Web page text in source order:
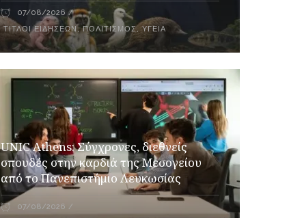
07/08/2026
ΤΊΤΛΟΙ ΕΙΔΉΣΕΩΝ,ΠΟΛΙΤΙΣΜΌΣ,ΥΓΕΊΑ
UNIC Athens: Σύγχρονες, διεθνείς
σπουδές στην καρδιά της Μεσογείου
από το Πανεπιστήμιο Λευκωσίας
07/08/2026